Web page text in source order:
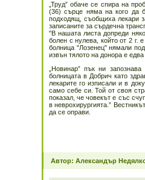
„Труд” обаче се спира на
(36) сърце няма на кого да
подходящ, съобщиха лекари
записаните за сърдечна
"В нашата листа допреди
болен с нулева, който от 2 г.
болница "Лозенец" нямали
извън тялото на донора е
„Новинар” пък ни
болницата в Добрич като
лекарите го изписали и в
само себе си. Той от своя
показал, че човекът е със
в неврохирургията.”
да се оправи.
Автор: Александър